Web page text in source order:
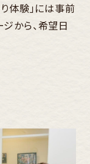
体験」には事前
から、希望日